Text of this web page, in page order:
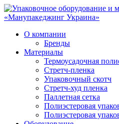
О компании
Бренды
Материалы
Термоусадочная
Стретч-пленка
Упаковочный скотч
Стретч-худ пленка
Паллетная сетка
Полиэстеровая
Полиэстеровая